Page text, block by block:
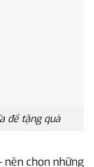
để tặng quà
chọn những